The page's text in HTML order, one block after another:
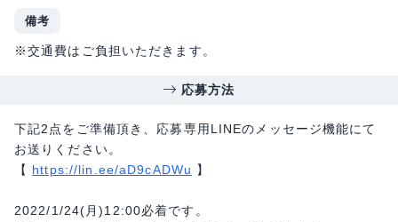
備考
※交通費はご負担いただきます。
応募方法
下記2点をご準備頂き、応募専用LINEのメッセージ機能にて
お送りください。
【 https://lin.ee/aD9cADWu 】
2022/1/24(月)12:00必着です。